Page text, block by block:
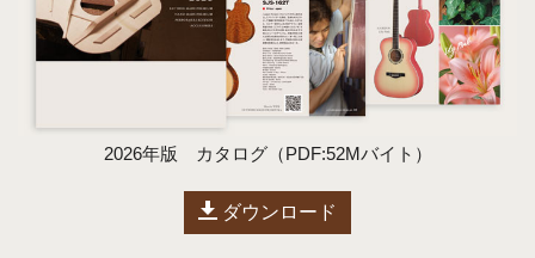
2026年版 カタログ（PDF:52Mバイト）
ダウンロード